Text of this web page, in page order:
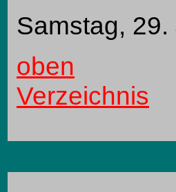
Samstag, 29.
oben
Verzeichnis